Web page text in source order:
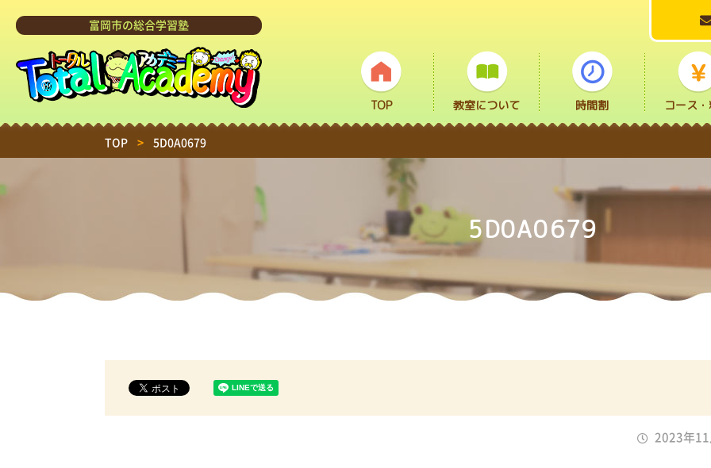
富岡市の総合学習塾
TOP 教室について 時間割 コース
TOP > 5D0A0679
5D0A0679
2023年